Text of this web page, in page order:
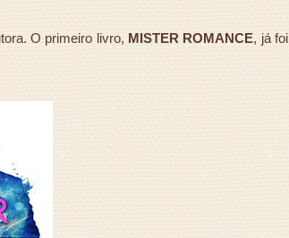
O primeiro livro, MISTER ROMANCE, já foi